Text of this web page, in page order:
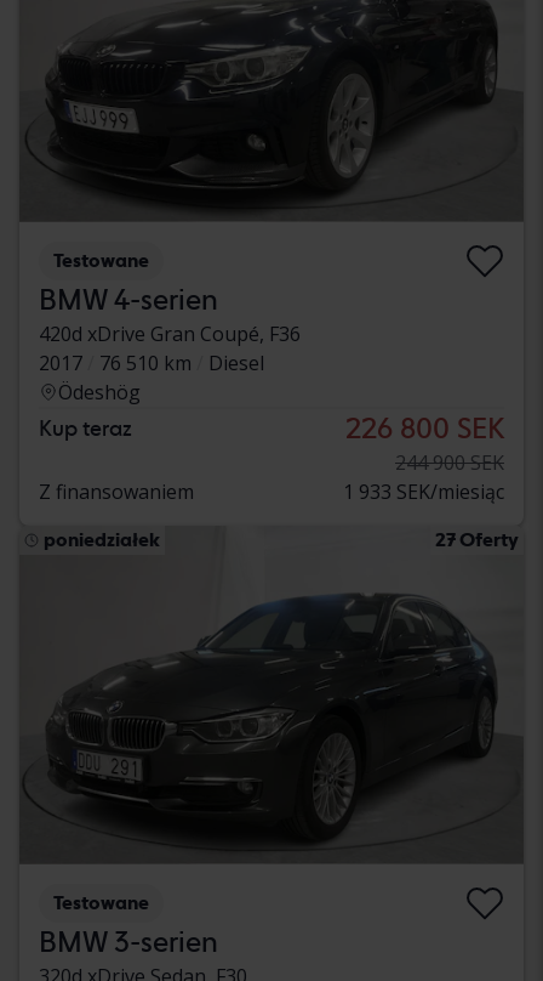
Testowane
BMW 4-serien
420d xDrive Gran Coupé, F36
2017
76 510 km
Diesel
Ödeshög
Kup teraz 226 800 SEK
244 900 SEK
Z finansowaniem
1 933 SEK/miesiąc
poniedziałek 27 Oferty
Testowane
BMW 3-serien